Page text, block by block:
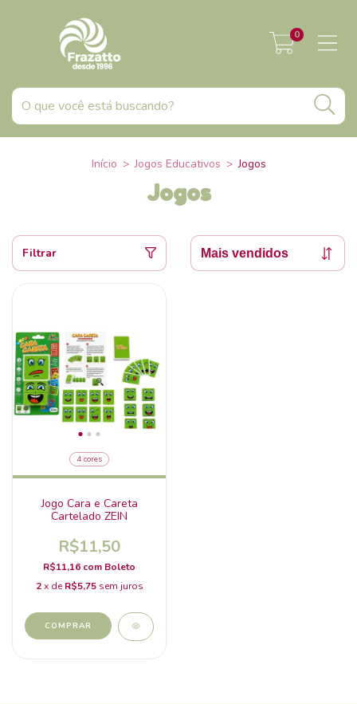
0
Início > Jogos Educativos > Jogos
Jogos
Filtrar
4 cores
Jogo Cara e Careta
Cartelado ZEIN
R$11,50
R$11,16 com Boleto
2 x deR$5,75 sem juros
COMPRAR